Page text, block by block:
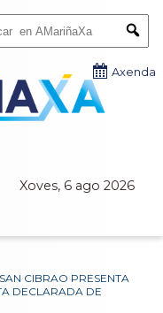
Xoves, 6 ago 2026
Axenda
SAN CIBRAO PRESENTA
DECLARADA DE